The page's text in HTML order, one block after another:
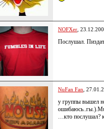
NOFXer ,
Послушал.
NuFan Fan ,
у группы вышел
…кто послушал?